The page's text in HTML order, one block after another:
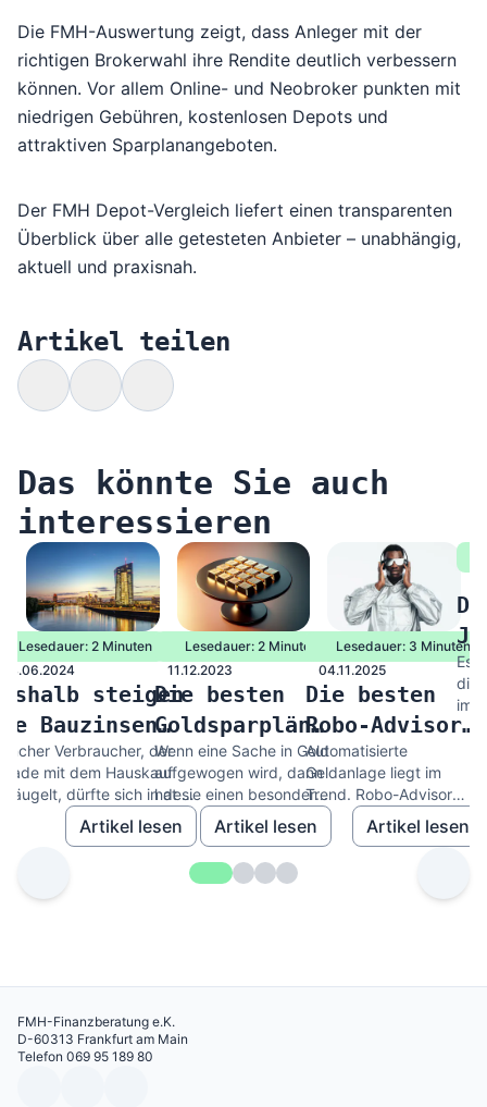
Die FMH-Auswertung zeigt, dass Anleger mit der
richtigen Brokerwahl ihre Rendite deutlich verbessern
können. Vor allem Online- und Neobroker punkten mit
niedrigen Gebühren, kostenlosen Depots und
attraktiven Sparplanangeboten.
Der FMH Depot-Vergleich liefert einen transparenten
Überblick über alle getesteten Anbieter – unabhängig,
aktuell und praxisnah.
Artikel teilen
Das könnte Sie auch
interessieren
Lesedauer: 2 Minuten
04.06.2024
steigen
Bauzinsen
EZB-
Verbraucher, der
mit dem Hauskauf
dürfte sich in den
Tagen verwundert
Augen...
Artikel lesen
Lesedauer: 2 Minuten
11.12.2023
Die besten
Goldsparpläne
2023
Wenn eine Sache in Gold
aufgewogen wird, dann
hat sie einen besonders
hohen Wert. Heißt es.
Doch lohnt sich das...
Artikel lesen
Lesedauer: 3 Minuten
04.11.2025
Die besten
Robo-Advisor
2025
Automatisierte
Geldanlage liegt im
Trend. Robo-Advisor
übernehmen die
Portfolioverwaltung,
Artikel lesen
Es
die
FMH-Finanzberatung e.K.
D-60313 Frankfurt am Main
Telefon 069 95 189 80